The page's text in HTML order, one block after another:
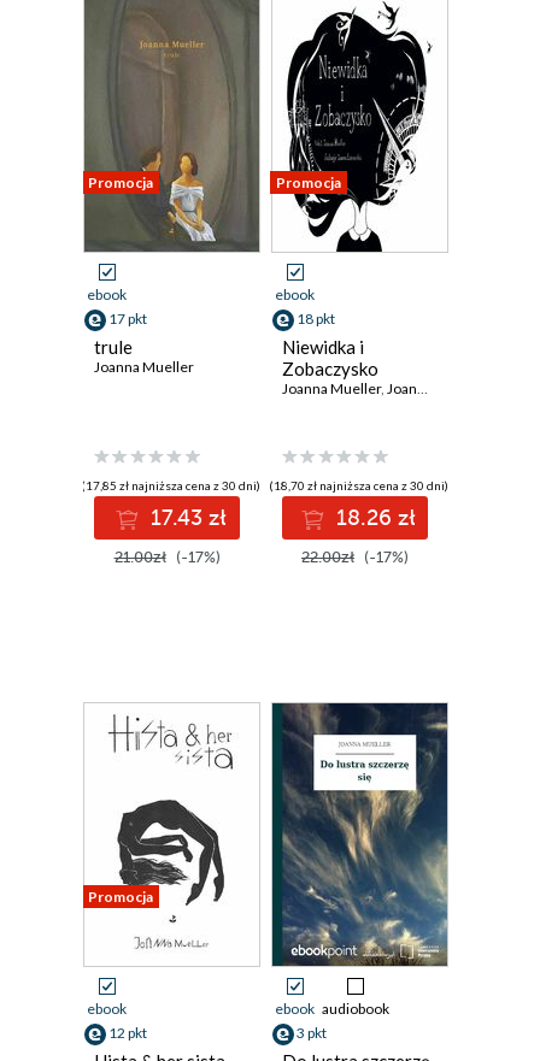
Promocja
ebook
17 pkt
trule
Joanna Mueller
(17,85 zł najniższa cena z 30 dni)
17.43 zł
21.00zł (-17%)
Promocja
ebook
18 pkt
Niewidka i
Zobaczysko
Joanna Mueller, Joanna Łańcucka
(18,70 zł najniższa cena z 30 dni)
18.26 zł
22.00zł (-17%)
Promocja
ebook
12 pkt
ebook audiobook
3 pkt